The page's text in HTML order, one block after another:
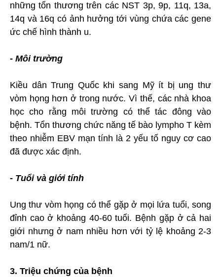
những tổn thương trên các NST 3p, 9p, 11q, 13a,
14q và 16q có ảnh hưởng tới vùng chứa các gene
ức chế hình thành u.
- Môi trường
Kiều dân Trung Quốc khi sang Mỹ ít bị ung thư
vòm họng hơn ở trong nước. Vì thế, các nhà khoa
học cho rằng môi trường có thể tác đông vào
bệnh. Tổn thương chức năng tế bào lympho T kèm
theo nhiễm EBV mạn tính là 2 yếu tố nguy cơ cao
đã được xác định.
- Tuổi và giới tính
Ung thư vòm họng có thể gặp ở mọi lứa tuổi, song
đỉnh cao ở khoảng 40-60 tuổi. Bệnh gặp ở cả hai
giới nhưng ở nam nhiều hơn với tỷ lệ khoảng 2-3
nam/1 nữ.
3. Triệu chứng của bệnh